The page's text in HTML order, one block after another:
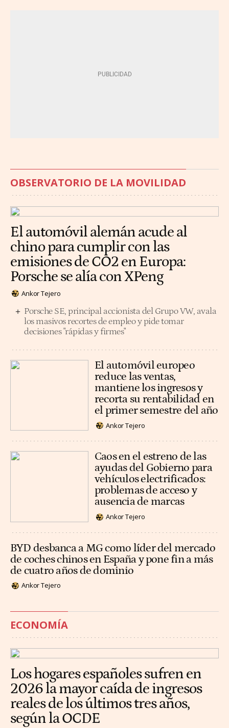
OBSERVATORIO DE LA MOVILIDAD
El automóvil alemán acude al
chino para cumplir con las
emisiones de CO2 en Europa:
Porsche se alía con XPeng
Ankor Tejero
Porsche SE, principal accionista del Grupo VW, avala
los masivos recortes de empleo y pide tomar
decisiones "rápidas y firmes"
El automóvil europeo
reduce las ventas,
mantiene los ingresos y
recorta su rentabilidad en
el primer semestre del año
Ankor Tejero
Caos en el estreno de las
ayudas del Gobierno para
vehículos electrificados:
problemas de acceso y
ausencia de marcas
Ankor Tejero
BYD desbanca a MG como líder del mercado
de coches chinos en España y pone fin a más
de cuatro años de dominio
Ankor Tejero
ECONOMÍA
Los hogares españoles sufren en
2026 la mayor caída de ingresos
reales de los últimos tres años,
según la OCDE